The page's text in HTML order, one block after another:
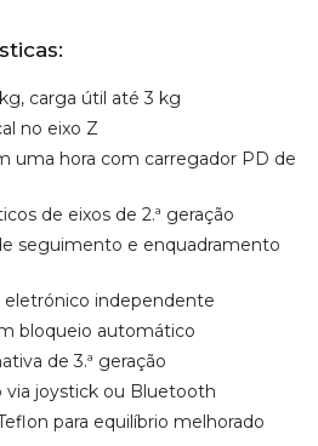
carga útil até 3 kg
no eixo Z
uma hora com carregador PD de
de eixos de 2.ª geração
seguimento e enquadramento
independente
bloqueio automático
de 3.ª geração
via joystick ou Bluetooth
para equilíbrio melhorado